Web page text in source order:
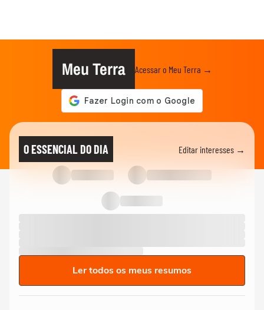
Meu Terra Acessar o Meu Terra →
O ESSENCIAL DO DIA Editar interesses →
Ler todos os meus resumos